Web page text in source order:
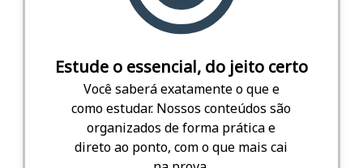
Estude o essencial, do jeito certo
Você saberá exatamente o que e
como estudar. Nossos conteúdos são
organizados de forma prática e
direto ao ponto, com o que mais cai